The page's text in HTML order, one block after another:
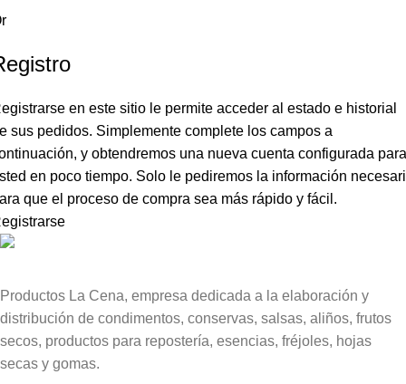
en este sitio le permite acceder al estado e historial
sus pedidos. Simplemente complete los campos a
y obtendremos una nueva cuenta configurada para
en poco tiempo. Solo le pediremos la información
que el proceso de compra sea más rápido y fácil.
Productos La Cena, empresa dedicada a la elaboración y
distribución de condimentos, conservas, salsas, aliños, frutos
secos, productos para repostería, esencias, fréjoles, hojas
secas y gomas.